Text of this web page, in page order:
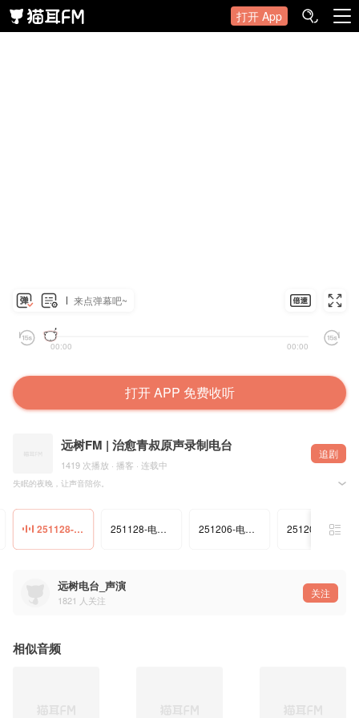
打开 App
来点弹幕吧~
00:00 00:00
打开 APP 免费收听
远树FM | 治愈青叔原声录制电台
1419 次播放 · 播客 · 连载中
追剧
失眠的夜晚，让声音陪你。
251128-电台-鞋尖上的裂痕-司命 251128-电台-心脏不会说谎 251206-电台-时光荒野里-司命 251206-电台-我想我太需要爱-司命
远树电台_声演
1821 人关注
关注
相似音频